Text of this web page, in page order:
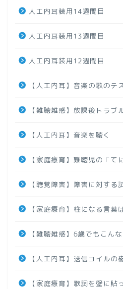
人工内耳装用14週間目
人工内耳装用13週間目
人工内耳装用12週間目
【人工内耳】音楽の歌のテ
【難聴雑感】放課後トラブ
【人工内耳】音楽を聴く
【家庭療育】難聴児の「て
【聴覚障害】障害に対する
【家庭療育】柱になる言葉
【難聴雑感】6歳でもこん
【人工内耳】送信コイルの
【家庭療育】歌詞を壁に貼